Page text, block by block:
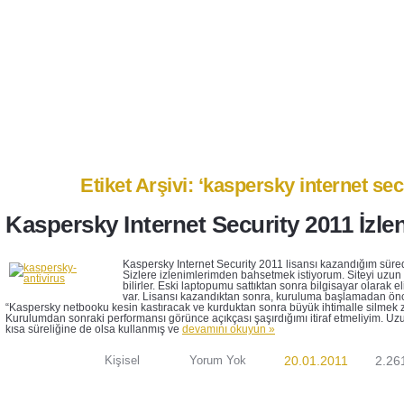
Etiket Arşivi: ‘kaspersky internet
Kaspersky Internet Security 2011
Kaspersky Internet Security 2011 lisansı kazandığım
Sizlere izlenimlerimden bahsetmek istiyorum. Siteyi
bilirler. Eski laptopumu sattıktan sonra bilgisayar olarak
var. Lisansı kazandıktan sonra, kuruluma başlamadan
“Kaspersky netbooku kesin kastıracak ve kurduktan sonra büyük ihtimalle silmek
Kurulumdan sonraki performansı görünce açıkçası şaşırdığımı itiraf etmeliyim.
kısa süreliğine de olsa kullanmış ve devamını okuyun »
Kişisel Yorum Yok 20.01.2011